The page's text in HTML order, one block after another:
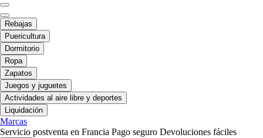
Rebajas
Puericultura
Dormitorio
Ropa
Zapatos
Juegos y juguetes
Actividades al aire libre y deportes
Liquidación
Marcas
Servicio postventa en Francia Pago seguro Devoluciones fáciles